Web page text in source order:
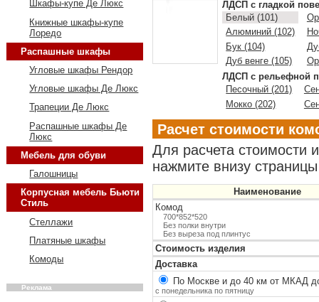
ЛДСП с гладкой
Белый (101)
Алюминий (102)
Бук (104)
Дуб венге (105)
ЛДСП с рельефной
Песочный (201)
Мокко (202)
Расчет стоимости
Для расчета стоимости
нажмите внизу
Наименование
Комод
700*852*520
Без полки внутри
Без выреза под плинтус
Стоимость изделия
Доставка
По Москве и до 40 км от МКАД
с понедельника по пятницу
Шкафы-купе Де Люкс
Книжные шкафы-купе
Лоредо
Распашные шкафы
Угловые шкафы Рендор
Угловые шкафы Де Люкс
Трапеции Де Люкс
Распашные шкафы Де
Люкс
Мебель для обуви
Галошницы
Корпусная мебель Бьюти
Стиль
Стеллажи
Платяные шкафы
Комоды
Реклама